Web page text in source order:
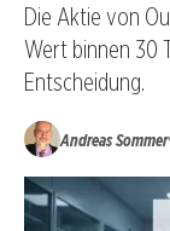
Die Aktie von
Wert binnen 30
Entscheidung.
Andreas Sommer